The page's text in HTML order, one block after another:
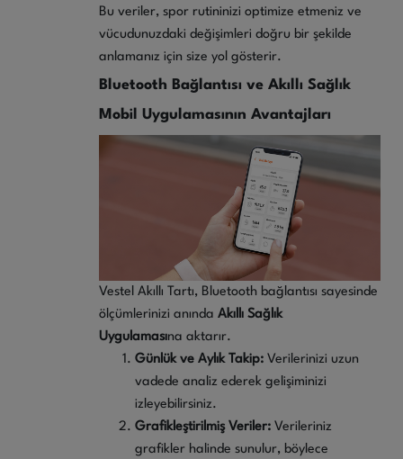
Bu veriler, spor rutininizi optimize etmeniz ve
vücudunuzdaki değişimleri doğru bir şekilde
anlamanız için size yol gösterir.
Bluetooth Bağlantısı ve Akıllı Sağlık
Mobil Uygulamasının Avantajları
Vestel Akıllı Tartı, Bluetooth bağlantısı sayesinde
ölçümlerinizi anında Akıllı Sağlık
Uygulamasına aktarır.
Günlük ve Aylık Takip: Verilerinizi uzun
vadede analiz ederek gelişiminizi
izleyebilirsiniz.
Grafikleştirilmiş Veriler: Verileriniz
grafikler halinde sunulur, böylece